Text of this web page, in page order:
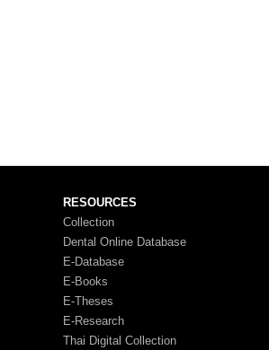
RESOURCES
Collection
Dental Online Database
E-Database
E-Books
E-Theses
E-Research
Thai Digital Collection